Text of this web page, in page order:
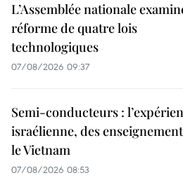
L’Assemblée nationale
réforme de quatre lois
technologiques
07/08/2026 09:37
Semi-conducteurs :
israélienne, des
le Vietnam
07/08/2026 08:53